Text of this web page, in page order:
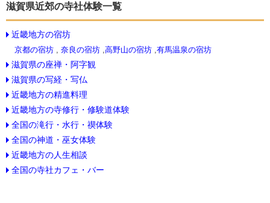
滋賀県近郊の寺社体験一覧
近畿地方の宿坊
京都の宿坊 奈良の宿坊 高野山の宿坊 有馬温泉の宿坊
滋賀県の座禅・阿字観
滋賀県の写経・写仏
近畿地方の精進料理
近畿地方の寺修行・修験道体験
全国の滝行・水行・禊体験
全国の神道・巫女体験
近畿地方の人生相談
全国の寺社カフェ・バー